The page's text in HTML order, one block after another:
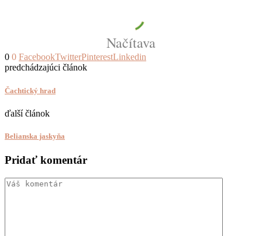
Načítava
0 0 FacebookTwitterPinterestLinkedin
predchádzajúci článok
Čachtický hrad
ďalší článok
Belianska jaskyňa
Pridať komentár